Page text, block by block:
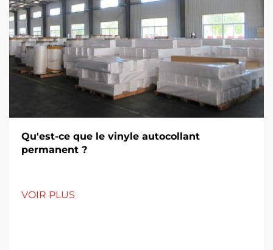
Qu'est-ce que le vinyle autocollant
permanent ?
VOIR PLUS